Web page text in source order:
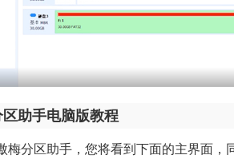
助手电脑版教程
梅分区助手，您将看到下面的主界面，